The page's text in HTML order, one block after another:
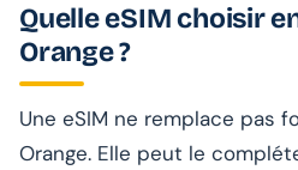
Quelle eSIM choisir
Orange ?
Une eSIM ne remplace pas
Orange. Elle peut le